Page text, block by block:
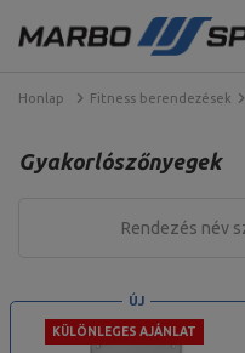
Honlap Fitness berendezések
Gyakorlószőnyegek
Rendezés név
KÜLÖNLEGES AJÁNLAT
ÚJ